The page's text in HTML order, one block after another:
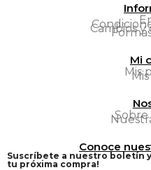
Cambios
Mi
Mis
Sobre
Conoce
Suscríbete a nuestro boletín
tu próxima compra!